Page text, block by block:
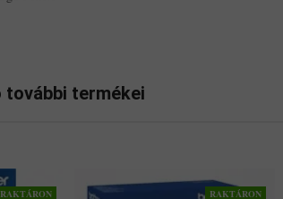
további termékei
RAKTÁRON RAKTÁRON